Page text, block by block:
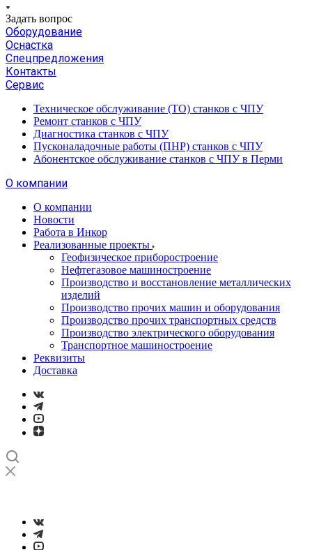
Задать вопрос
Оборудование
Оснастка
Спецпредложения
Контакты
Сервис
Техническое обслуживание (ТО) станков с ЧПУ
Ремонт станков с ЧПУ
Диагностика станков с ЧПУ
Пусконаладочные работы (ПНР) станков с ЧПУ
Абонентское обслуживание станков с ЧПУ в Перми
О компании
О компании
Новости
Работа в Инкор
Реализованные проекты
Геофизическое приборостроение
Нефтегазовое машиностроение
Производство и восстановление металлических
изделий
Производство прочих машин и оборудования
Производство прочих транспортных средств
Производство электрического оборудования
Транспортное машиностроение
Реквизиты
Доставка